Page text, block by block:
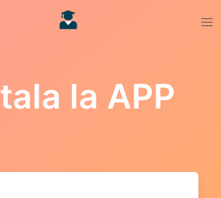
la APP